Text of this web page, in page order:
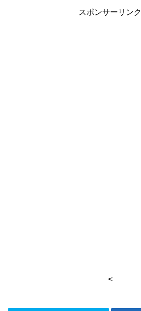
スポンサーリンク
<